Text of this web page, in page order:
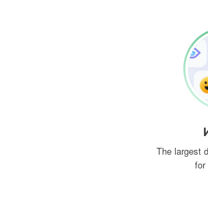
The largest
for